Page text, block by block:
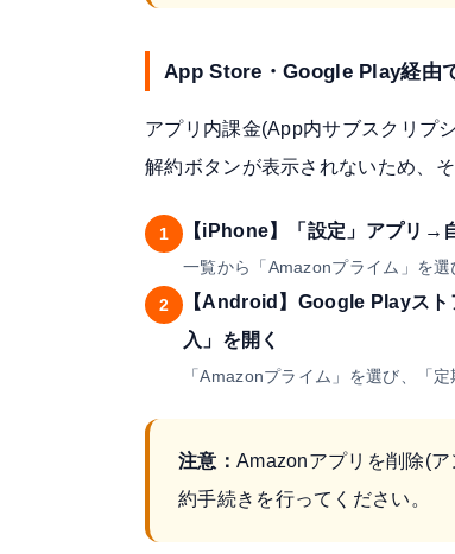
App Store・Google Play経由
アプリ内課金(App内サブスクリプ
解約ボタンが表示されないため、
1 【iPhone】「設定」アプリ→
一覧から「Amazonプライム」を
2
【Android】Google Playス
入」を開く
「Amazonプライム」を選び、「
注意： Amazonアプリを削除(
約手続きを行ってください。